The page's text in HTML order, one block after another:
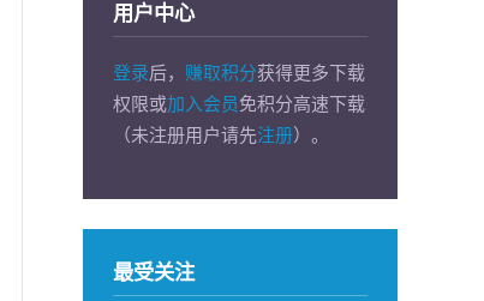
用户中心
登录后， 赚取积分获得更多下载
权限或加入会员免积分高速下载
（未注册用户请先注册）。
最受关注